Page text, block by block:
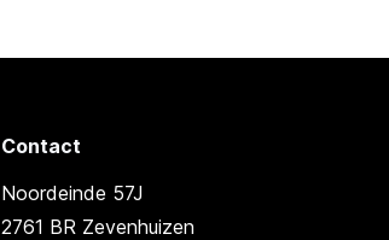
Contact
Noordeinde 57J
2761 BR Zevenhuizen